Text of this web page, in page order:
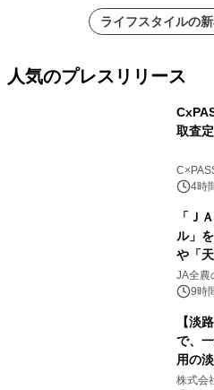
ライフスタイルの
人気のプレスリリース
取査
4時
「Ｊ
ル」
や「
販売
JA全農
9時
【淡
で、
用の
プー
株式会